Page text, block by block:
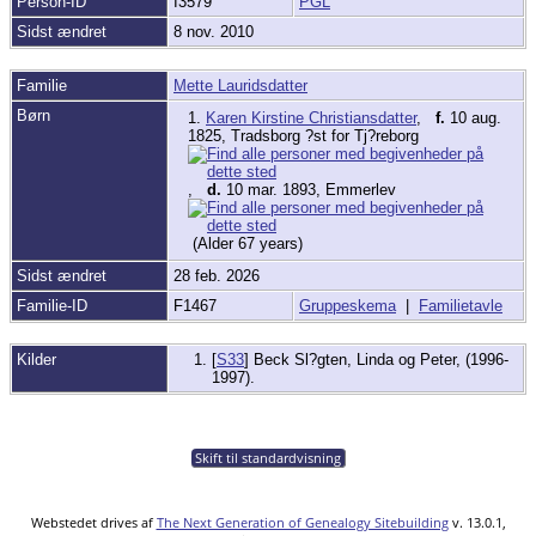
Sidst ændret
8 nov. 2010
Familie
Mette Lauridsdatter
Børn
1. Karen Kirstine Christiansdatter, f. 10 aug.
1825, Tradsborg ?st for Tj?reborg
d. 10 mar. 1893, Emmerlev
(Alder 67 years)
Sidst ændret
28 feb. 2026
Familie-ID
F1467 Gruppeskema | Familietavle
Kilder [S33] Beck Sl?gten, Linda og Peter, (1996-
1997).
Skift til standardvisning
Webstedet drives af The Next Generation of Genealogy Sitebuildingv. 13.0.1,